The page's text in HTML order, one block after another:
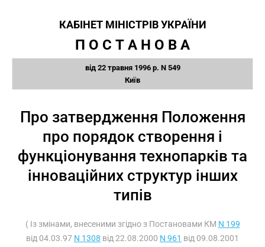
КАБІНЕТ МІНІСТРІВ УКРАЇНИ
П О С Т А Н О В А
від 22 травня 1996 р. N 549
Київ
Про затвердження Положення
про порядок створення і
функціонування технопарків та
інноваційних структур інших
типів
( Із змінами, внесеними згідно з Постановами КМ N 199
від 04.03.97 N 1308 від 22.08.2000 N 961 від 09.08.2001